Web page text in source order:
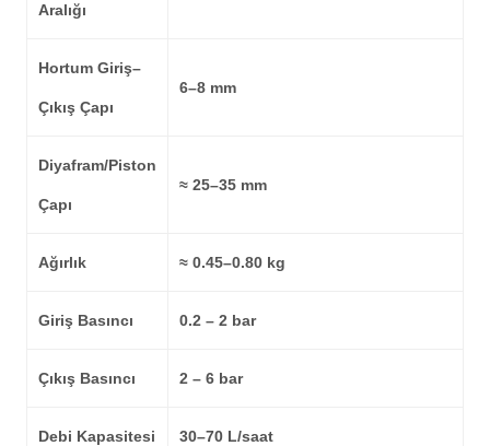
Aralığı
Hortum Giriş–
Çıkış Çapı
6–8 mm
Diyafram/Piston
Çapı
≈ 25–35 mm
Ağırlık ≈ 0.45–0.80 kg
Giriş Basıncı 0.2 – 2 bar
Çıkış Basıncı 2 – 6 bar
Debi Kapasitesi 30–70 L/saat